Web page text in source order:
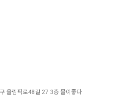
올림픽로48길 27 3층 물이좋다